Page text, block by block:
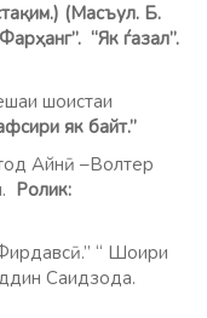
(Масъул. Б.
“Як ѓазал”.
шоистаи
як байт.”
Айнӣ –Волтер
Ролик:
“ Шоири
Саидзода.